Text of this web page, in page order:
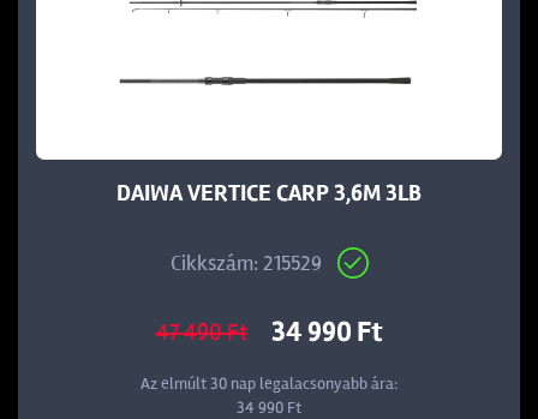
DAIWA VERTICE CARP 3,6M 3LB
Cikkszám: 215529
47 490 Ft 34 990 Ft
Az elmúlt 30 nap legalacsonyabb ára:
34 990 Ft